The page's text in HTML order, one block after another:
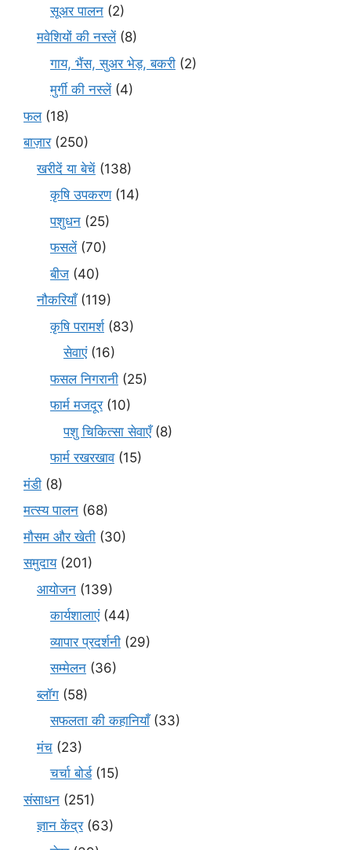
सूअर पालन (2)
मवेशियों की नस्लें(8)
गाय, भैंस, सुअर भेड़, बकरी (2)
मुर्गी की नस्लें(4)
फल(18)
बाज़ार(250)
खरीदें या बेचें (138)
कृषि उपकरण(14)
पशुधन (25)
फसलें(70)
बीज (40)
नौकरियाँ(119)
कृषि परामर्श(83)
सेवाएं(16)
फसल निगरानी (25)
फार्म मजदूर(10)
पशु चिकित्सा सेवाएँ(8)
फार्म रखरखाव(15)
मंडी (8)
मत्स्य पालन (68)
मौसम और खेती (30)
समुदाय(201)
आयोजन (139)
कार्यशालाएं(44)
व्यापार प्रदर्शनी (29)
सम्मेलन (36)
ब्लॉग (58)
सफलता की कहानियाँ(33)
मंच (23)
चर्चा बोर्ड(15)
संसाधन (251)
ज्ञान केंद्र(63)